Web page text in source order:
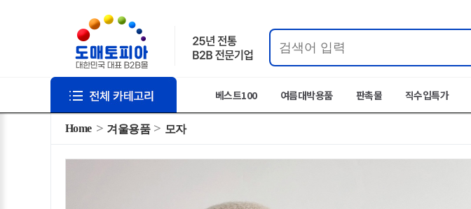
베스트100 여름대박용품 판촉물 직수입특가
Home 겨울용품 모자